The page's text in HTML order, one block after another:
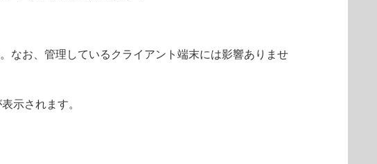
なお、管理しているクライアント端末には影響ありませ
示されます。